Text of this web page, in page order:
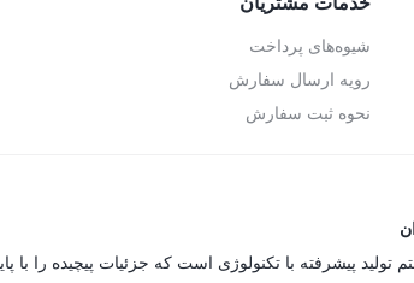
شیوه‌های پرداخت
رویه ارسال سفارش
نحوه ثبت سفارش